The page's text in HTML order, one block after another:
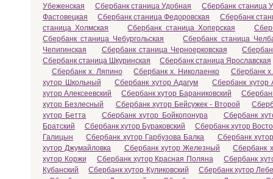
Убеженская
Сбербанк станица Удобная
Сбербанк станица
Фастовецкая
Сбербанк станица Федоровская
Сбербанк
станица Холмская
Сбербанк станица Хоперская
Сбербанк станица Чебургольская
Сбербанк станица
Чепигинская
Сбербанк станица Черноерковская
Сбербанк станица Шкуринская
Сбербанк станица Ярославская
Сбербанк х. Ляпино
Сбербанк х. Николаенко
Сбербанк
хутор Школьный
Сбербанк хутор Адагум
Сбербанк хутор
хутор Алексеевский
Сбербанк хутор Бараниковский
хутор Безлесный
Сбербанк хутор Бейсужек - Второй
хутор Бетта
Сбербанк хутор Бойкопонура
Сбербанк
Братский
Сбербанк хутор Бураковский
Сбербанк хутор
Галицын
Сбербанк хутор Гарбузова Балка
Сбербанк
хутор Джумайловка
Сбербанк хутор Железный
Сбербанк
хутор Коржи
Сбербанк хутор Красная Поляна
Сбербанк
Кубанский
Сбербанк хутор Куликовский
Сбербанк хутор